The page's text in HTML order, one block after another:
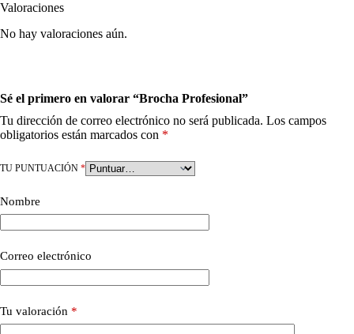
Valoraciones
No hay valoraciones aún.
Sé el primero en valorar “Brocha Profesional”
Tu dirección de correo electrónico no será publicada. Los campos
obligatorios están marcados con *
TU PUNTUACIÓN *
Nombre
Correo electrónico
Tu valoración *